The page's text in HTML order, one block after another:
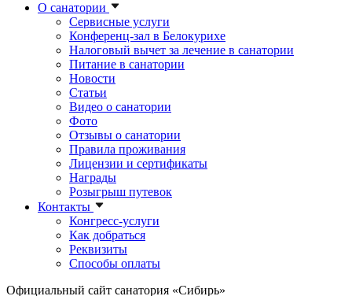
О санатории
Сервисные услуги
Конференц-зал в Белокурихе
Налоговый вычет за лечение в санатории
Питание в санатории
Новости
Статьи
Видео о санатории
Фото
Отзывы о санатории
Правила проживания
Лицензии и сертификаты
Награды
Розыгрыш путевок
Контакты
Конгресс-услуги
Как добраться
Реквизиты
Способы оплаты
Официальный сайт санатория «Сибирь»